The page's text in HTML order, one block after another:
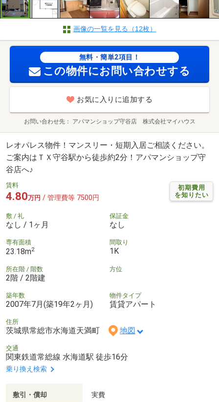
画像の一覧を見る（12枚）
無料・簡単2項目！
この物件にお問い合わせする
お気に入りに追加する
お問い合わせ先 アパマンショップ守谷店 株式会社マイハウス
レオパレス物件！マンスリー・短期入居ご相談ください。
ご案内はＴＸ守谷駅から徒歩約2分！アパマンショップ守
谷店へ♪
初期費用
を知りたい
賃料
4.80万円 / 管理費等 7500円
敷 / 礼
なし / 1ヶ月
保証金
なし
専有面積
23.18m2
間取り
1K
所在階 / 階数
2階 / 2階建
方位
築年数
2007年7月(築19年2ヶ月)
物件タイプ
賃貸アパート
住所
茨城県常総市水海道天満町 地図
交通
関東鉄道常総線 水海道駅 徒歩16分
乗り換え検索
敷引・償却 実費